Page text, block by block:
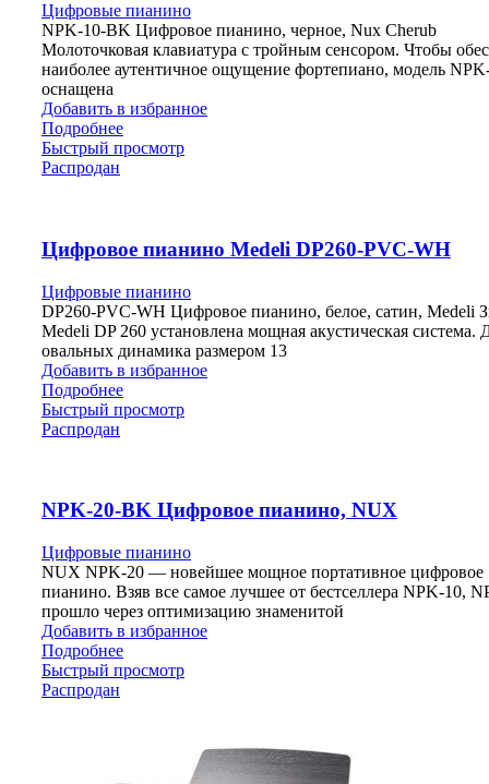
Цифровые пианино
NPK-10-BK Цифровое пианино, черное, Nux Cherub
Молоточковая клавиатура с тройным сенсором. Чтобы
наиболее аутентичное ощущение фортепиано, модель
оснащена
Добавить в избранное
Подробнее
Быстрый просмотр
Распродан
Цифровое пианино Medeli DP260-PVC-WH
Цифровые пианино
DP260-PVC-WH Цифровое пианино, белое, сатин, Medeli
Medeli DP 260 установлена мощная акустическая система.
овальных динамика размером 13
Добавить в избранное
Подробнее
Быстрый просмотр
Распродан
NPK-20-BK Цифровое пианино, NUX
Цифровые пианино
NUX NPK-20 — новейшее мощное портативное цифровое
пианино. Взяв все самое лучшее от бестселлера NPK-10,
прошло через оптимизацию знаменитой
Добавить в избранное
Подробнее
Быстрый просмотр
Распродан